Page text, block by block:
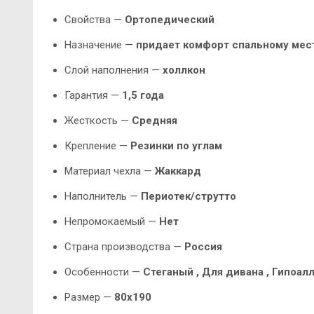
Свойства — Ортопедический
Назначение — придает комфорт спальному
Слой наполнения — холлкон
Гарантия — 1,5 года
Жесткость — Средняя
Крепление — Резинки по углам
Материал чехла — Жаккард
Наполнитель — Периотек/струтто
Непромокаемый — Нет
Страна производства — Россия
Особенности — Стеганый , Для дивана ,
Размер — 80х190